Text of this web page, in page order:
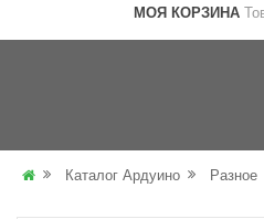
МОЯ КОРЗИНА
Каталог Ардуино Разное